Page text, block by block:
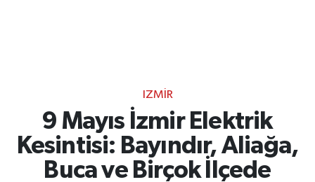
IZMIR
9 Mayıs İzmir Elektrik
Kesintisi: Bayındır, Aliağa,
Buca ve Birçok İlçede